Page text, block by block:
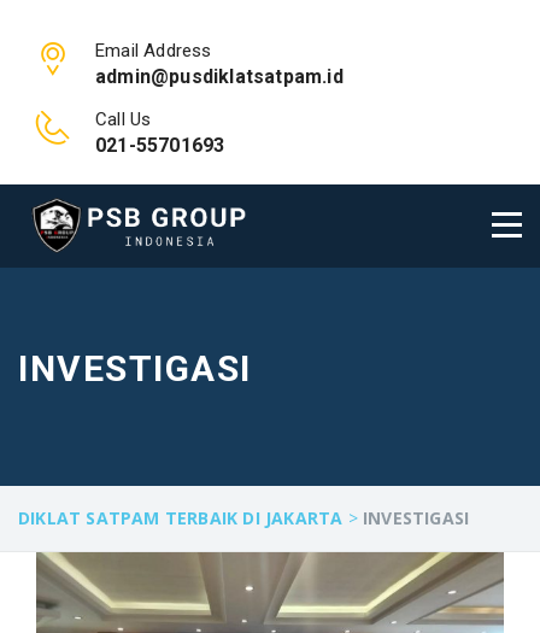
Email Address
admin@pusdiklatsatpam.id
Call Us
021-55701693
INVESTIGASI
DIKLAT SATPAM TERBAIK DI JAKARTA > INVESTIGASI